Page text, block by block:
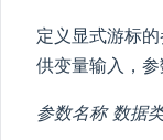
定义显式游标
供变量输入，参
参数名称 数据